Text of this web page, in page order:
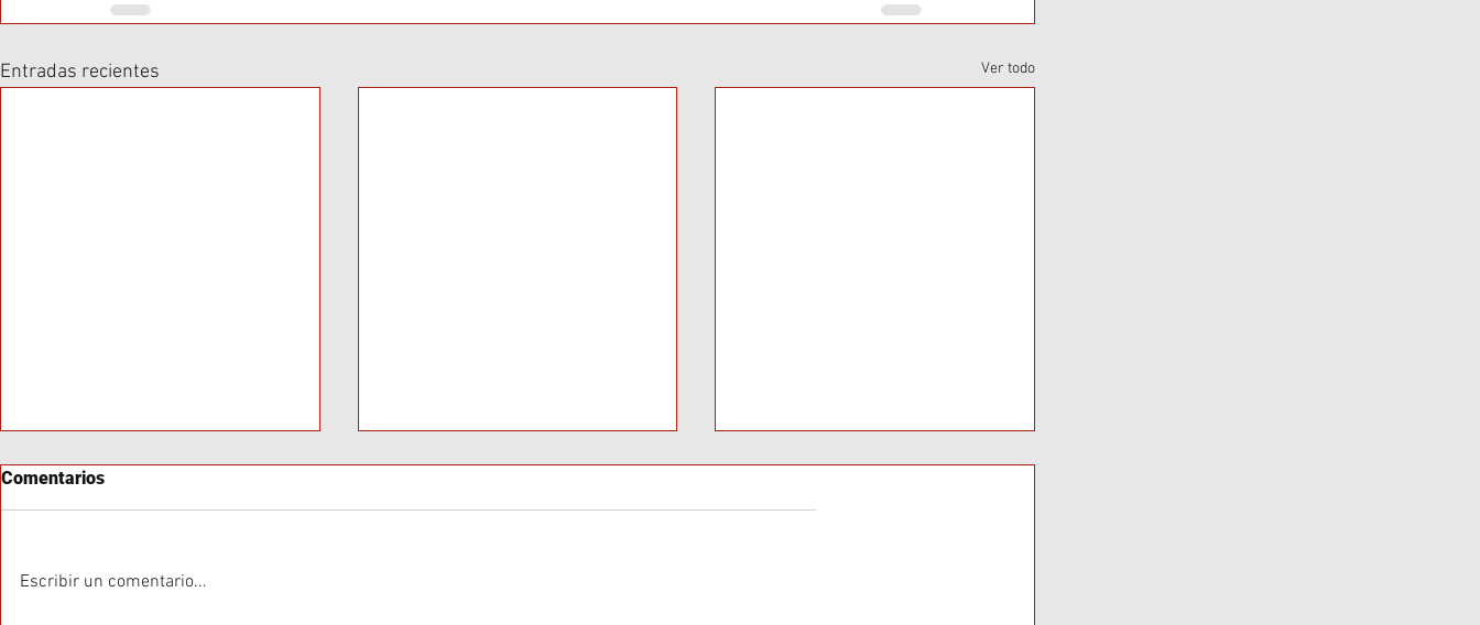
Entradas recientes Ver todo
Comentarios
Escribir un comentario...